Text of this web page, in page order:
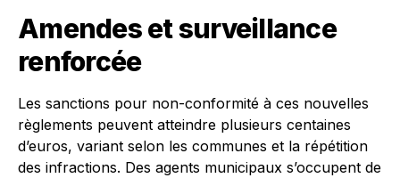
Amendes et surveillance
renforcée
Les sanctions pour non-conformité à ces nouvelles
règlements peuvent atteindre plusieurs centaines
d’euros, variant selon les communes et la répétition
des infractions. Des agents municipaux s’occupent de